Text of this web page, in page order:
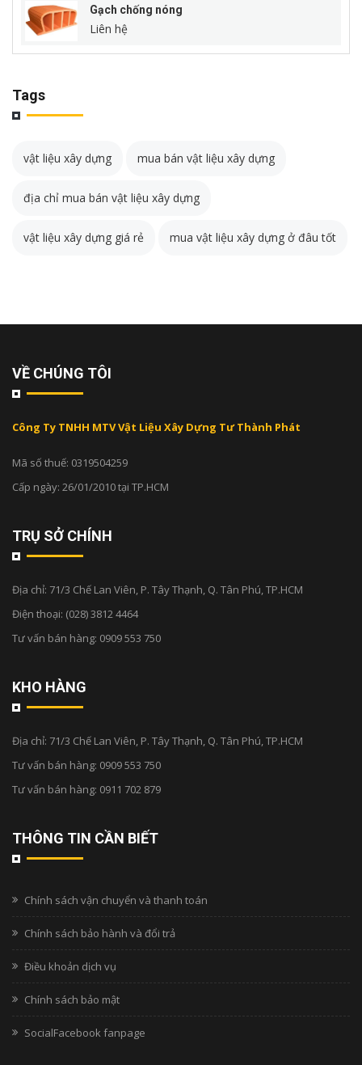
Gạch chống nóng
Liên hệ
Tags
vật liệu xây dựng mua bán vật liệu xây dựng
địa chỉ mua bán vật liệu xây dựng
vật liệu xây dựng giá rẻ mua vật liệu xây dựng ở đâu tốt
VỀ CHÚNG TÔI
Công Ty TNHH MTV Vật Liệu Xây Dựng Tư Thành Phát
Mã số thuế: 0319504259
Cấp ngày: 26/01/2010 tại TP.HCM
TRỤ SỞ CHÍNH
Địa chỉ: 71/3 Chế Lan Viên, P. Tây Thạnh, Q. Tân Phú, TP.HCM
Điện thoại: (028) 3812 4464
Tư vấn bán hàng: 0909 553 750
KHO HÀNG
Địa chỉ: 71/3 Chế Lan Viên, P. Tây Thạnh, Q. Tân Phú, TP.HCM
Tư vấn bán hàng: 0909 553 750
Tư vấn bán hàng: 0911 702 879
THÔNG TIN CẦN BIẾT
Chính sách vận chuyển và thanh toán
Chính sách bảo hành và đổi trả
Điều khoản dịch vụ
Chính sách bảo mật
SocialFacebook fanpage